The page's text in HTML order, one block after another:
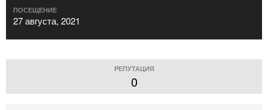
ПОСЕЩЕНИЕ
27 августа, 2021
РЕПУТАЦИЯ
0